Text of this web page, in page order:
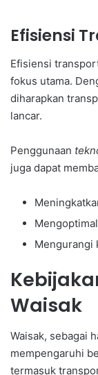
Efisiensi
Efisiensi
fokus utama.
diharapkan
lancar.
Penggunaan
juga dapat
Mengurangi
Waisak
Waisak, sebagai
mempengaruhi
termasuk